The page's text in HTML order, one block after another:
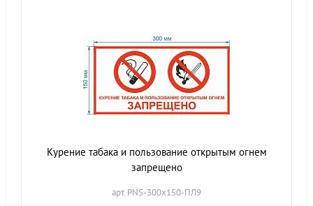
Курение табака и пользование открытым огнем
запрещено
арт. PNS-300х150-ПЛ9